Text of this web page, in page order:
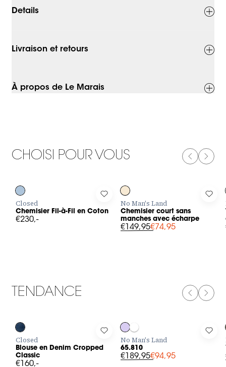
Details
Livraison et retours
À propos de Le Marais
CHOISI POUR VOUS
in to add Chemisier Fil-à-Fil en Coton to your wishlist
Closed
Chemisier Fil-à-Fil en Coton
€230,-
Log in to add Chemisier court
No Man's Land
Chemisier court sans
manches avec écharpe
€149,95€74,95
Log
TENDANCE
in to add Blouse en Denim Cropped Classic to your
Closed
Blouse en Denim Cropped
Classic
€160,-
Log in to add 65.810 to your
No Man's Land
65.810
€189,95€94,95
Log